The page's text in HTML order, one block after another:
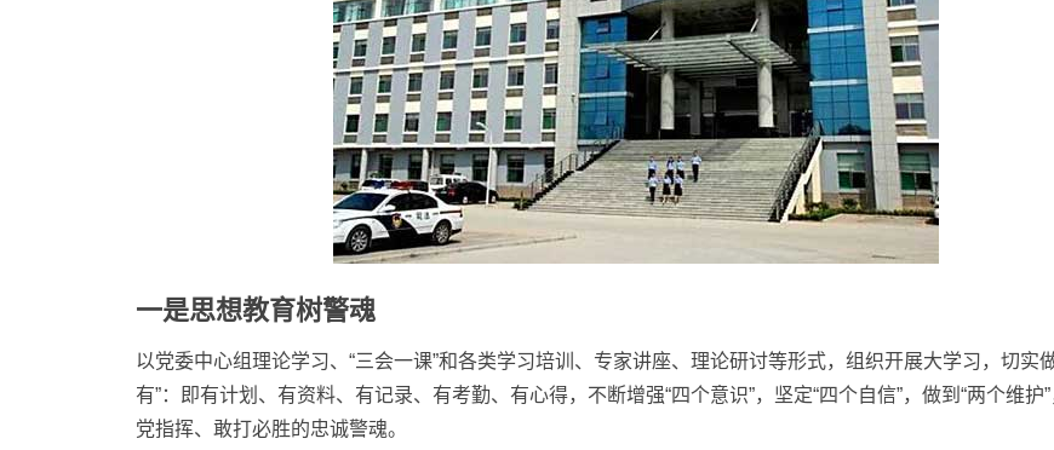
一是思想教育树警魂
以党委中心组理论学习、“三会一课”和各类学习培训、专家讲座、理论研讨等形式，组织开展大学习，切实
有”：即有计划、有资料、有记录、有考勤、有心得，不断增强“四个意识”，坚定“四个自信”，做到“两个维护
党指挥、敢打必胜的忠诚警魂。